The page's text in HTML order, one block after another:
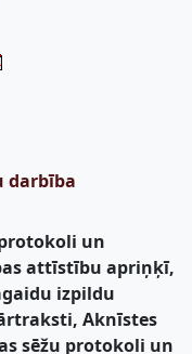
darbība
un
attīstību apriņķī,
izpildu
Aknīstes
sēžu protokoli un